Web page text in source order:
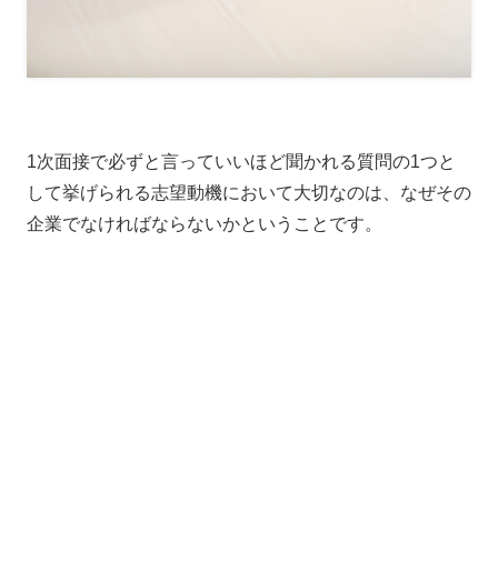
1次面接で必ずと言っていいほど聞かれる質問の1つと
して挙げられる志望動機において大切なのは、なぜその
企業でなければならないかということです。